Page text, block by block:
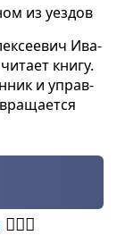
из уез­дов
Ива­
книгу.
и управ­
👰🏻‍♀️